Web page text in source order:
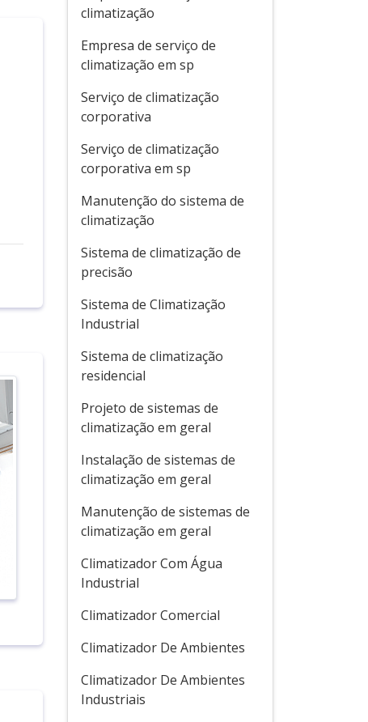
climatização
Empresa de serviço de
climatização em sp
Serviço de climatização
corporativa
Serviço de climatização
corporativa em sp
Manutenção do sistema de
climatização
Sistema de climatização de
precisão
Sistema de Climatização
Industrial
Sistema de climatização
residencial
Projeto de sistemas de
climatização em geral
Instalação de sistemas de
climatização em geral
Manutenção de sistemas de
climatização em geral
Climatizador Com Água
Industrial
Climatizador Comercial
Climatizador De Ambientes
Climatizador De Ambientes
Industriais